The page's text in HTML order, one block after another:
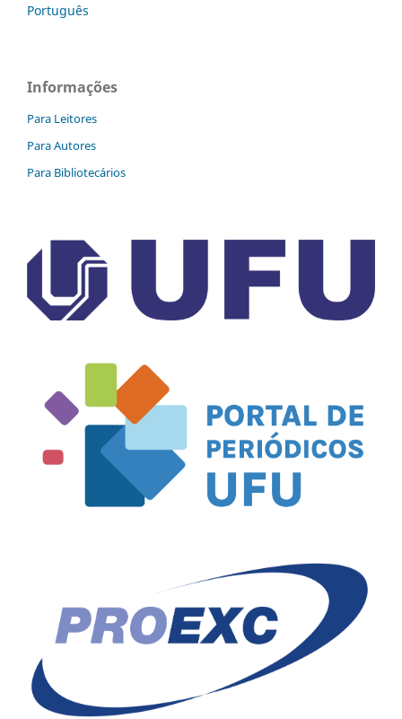
Português
Informações
Para Leitores
Para Autores
Para Bibliotecários